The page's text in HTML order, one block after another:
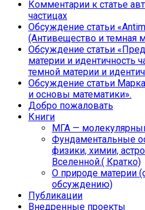
Комментарии к статье
частицах
Обсуждение статьи
(Антивещество и темная
Обсуждение статьи
материи и идентичность
темной материи и
Обсуждение статьи
и основы математики».
Добро пожаловать
Книги
МГА —
Фундаментальные
физики, химии,
Вселенной.( Кратко)
О природе материи
обсуждению)
Публикации
Внедренные проекты